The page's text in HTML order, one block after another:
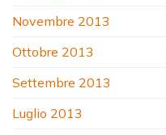
Novembre 2013
Ottobre 2013
Settembre 2013
Luglio 2013